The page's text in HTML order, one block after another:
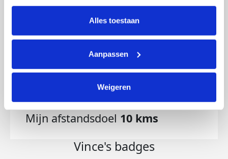
intrekken via Cookie instellingen onderaan de pagina. De
lijst met cookies is te vinden in het tabblad “details”.
Alles toestaan
Aanpassen
Weigeren
Mijn activiteiten volgen
Mijn afstandsdoel 10 kms
Vince's badges